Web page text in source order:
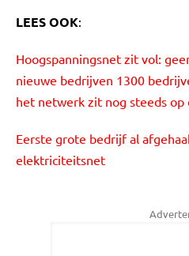
LEES OOK:
Hoogspanningsnet zit vol:
nieuwe bedrijven 1300
het netwerk zit nog steeds
Eerste grote bedrijf al
elektriciteitsnet